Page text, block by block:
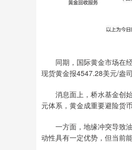
同期，国际黄金市场在经
现货黄金报4547.28美元/盎
消息面上，桥水基金创始
元体系，黄金成重要避险货币
一方面，地缘冲突导致油
动性具有一定优势，但当前